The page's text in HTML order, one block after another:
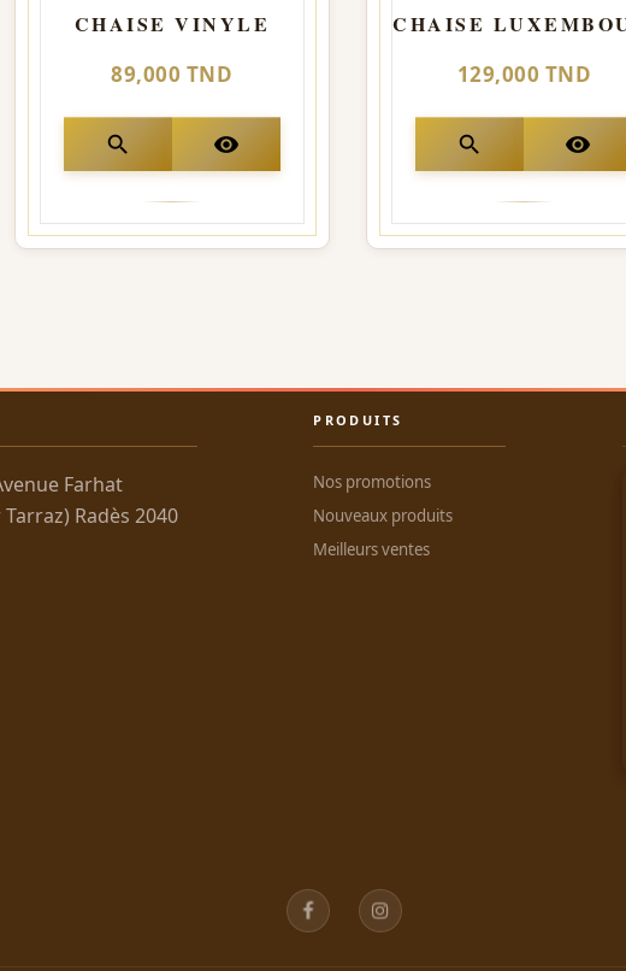
CHAISE VINYLE
89,000 TND
search visibility
129,000 TND
search visibility
Farhat
Radès 2040
PRODUITS
Nos promotions
Nouveaux produits
Meilleurs ventes
Facebook